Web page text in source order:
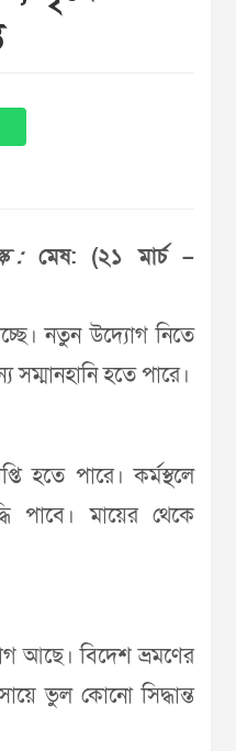
:মেষ: (২১ মার্চ –
নতুন উদ্যোগ নিতে
সম্মানহানি হতে পারে।
হতে পারে। কর্মস্থলে
পাবে। মায়ের থেকে
আছে। বিদেশ ভ্রমণের
ভুল কোনো সিদ্ধান্ত